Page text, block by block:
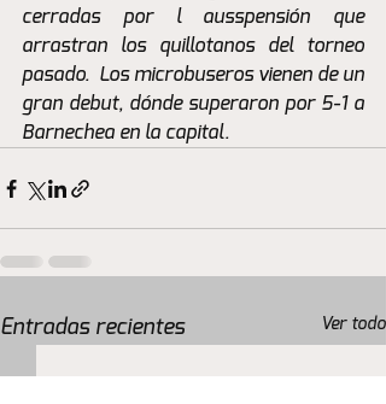
cerradas por l ausspensión que
arrastran los quillotanos del torneo
pasado.  Los microbuseros vienen de un
gran debut, dónde superaron por 5-1 a
Barnechea en la capital.
Entradas recientes Ver todo